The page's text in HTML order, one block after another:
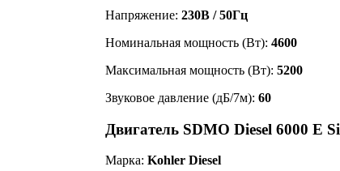
Напряжение: 230В / 50Гц
Номинальная мощность (Вт): 4600
Максимальная мощность (Вт): 5200
Звуковое давление (дБ/7м): 60
Двигатель SDMO Diesel 6000 E
Марка: Kohler Diesel